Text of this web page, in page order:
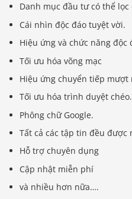
Danh mục đầu tư có thể lọc
Cái nhìn độc đáo tuyệt vời.
Hiệu ứng và chức năng độc
Tối ưu hóa võng mạc
Hiệu ứng chuyển tiếp mượt
Tối ưu hóa trình duyệt chéo.
Phông chữ Google.
Tất cả các tập tin đều được
Hỗ trợ chuyên dụng
Cập nhật miễn phí
và nhiều hơn nữa….